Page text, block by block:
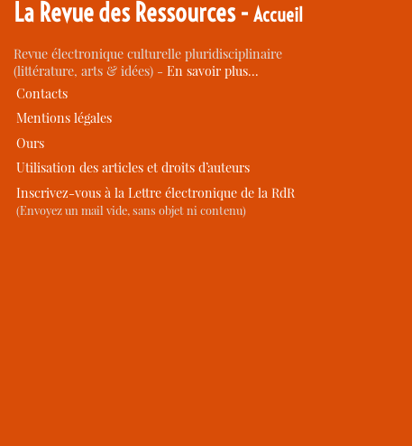
La Revue des Ressources -Accueil
Revue électronique culturelle pluridisciplinaire
(littérature, arts & idées) -En savoir plus…
Contacts
Mentions légales
Ours
Utilisation des articles et droits d’auteurs
Inscrivez-vous à la Lettre électronique de la RdR
(Envoyez un mail vide, sans objet ni contenu)